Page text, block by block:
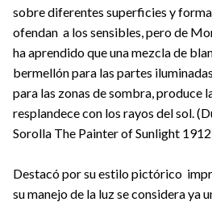
sobre diferentes superficies y
ofendan a los sensibles, pero de
ha aprendido que una mezcla de
bermellón para las partes
para las zonas de sombra, produce
resplandece con los rayos del sol.
Sorolla The Painter of Sunlight
Destacó por su estilo pictórico
su manejo de la luz se considera ya